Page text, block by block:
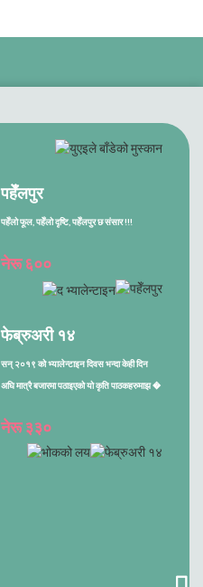
पहेँलपुर
पहेँलो फूल, पहेँलो दृष्टि, पहेँलपुर छ संसार !!!
नेरू ६००
फेब्रुअरी १४
सन् २०१९ को भ्यालेन्टाइन दिवस भन्दा केही दिन
अघि मात्रै बजारमा पठाइएको यो कृति पाठकहरुमाझ �
नेरू ३३०